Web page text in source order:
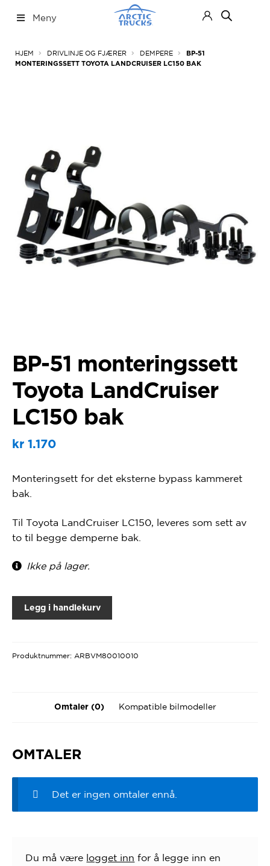
til
til
Meny
HJEM DRIVLINJE OG FJÆRER DEMPERE
BP-51
MONTERINGSSETT TOYOTA LANDCRUISER LC150 BAK
BP-51 monteringssett
Toyota LandCruiser
LC150 bak
kr1.170
Monteringsett for det eksterne bypass kammeret
bak.
Til Toyota LandCruiser LC150, leveres som sett av
to til begge demperne bak.
Ikke på lager.
Legg i handlekurv
Produktnummer: ARBVM80010010
Omtaler (0) Kompatible bilmodeller
OMTALER
Det er ingen omtaler ennå.
Du må være logget inn for å legge inn en